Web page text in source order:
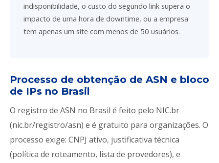
indisponibilidade, o custo do segundo link supera o
impacto de uma hora de downtime, ou a empresa
tem apenas um site com menos de 50 usuários.
Processo de obtenção de ASN e bloco
de IPs no Brasil
O registro de ASN no Brasil é feito pelo NIC.br
(nic.br/registro/asn) e é gratuito para organizações. O
processo exige: CNPJ ativo, justificativa técnica
(política de roteamento, lista de provedores), e